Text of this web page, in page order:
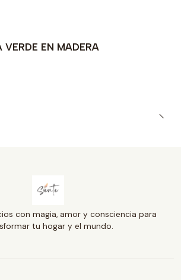
VERDE EN MADERA
con magia, amor y consciencia para
tu hogar y el mundo.